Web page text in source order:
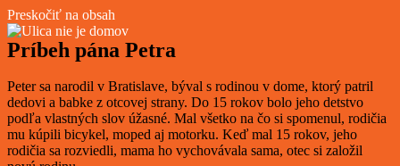
Preskočiť na obsah
Príbeh pána Petra
Peter sa narodil v Bratislave, býval s rodinou v dome, ktorý patril
dedovi a babke z otcovej strany. Do 15 rokov bolo jeho detstvo
podľa vlastných slov úžasné. Mal všetko na čo si spomenul, rodičia
mu kúpili bicykel, moped aj motorku. Keď mal 15 rokov, jeho
rodičia sa rozviedli, mama ho vychovávala sama, otec si založil